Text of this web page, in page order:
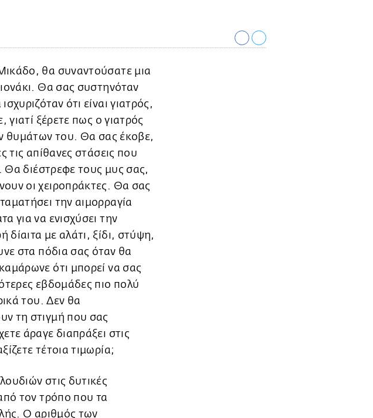
θα συναντούσατε μια
Θα σας συστηνόταν
ότι είναι γιατρός,
γιατί ξέρετε πως ο γιατρός
θυμάτων του. Θα σας έκοβε,
τις απίθανες στάσεις που
Θα διέστρεφε τους μυς σας,
οι χειροπράκτες. Θα σας
την αιμορραγία
για να ενισχύσει την
με αλάτι, ξίδι, στύψη,
στα πόδια σας όταν θα
ότι μπορεί να σας
εβδομάδες πιο πολύ
του. Δεν θα
τη στιγμή που σας
άραγε διαπράξει στις
τέτοια τιμωρία;
στις δυτικές
τον τρόπο που τα
Ο αριθμός των